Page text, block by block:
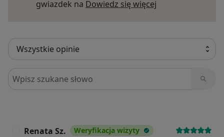
gwiazdek na Dowiedz się więcej
Szukaj w opiniach
Renata Sz. Weryfikacja wizyty